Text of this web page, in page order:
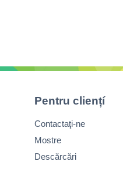
Pentru cliențí
Contactaţi-ne
Mostre
Descărcări